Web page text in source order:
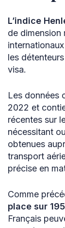
L’indice
de dimension
les
visa.
Les données
2022 et
récentes sur
nécessitant
obtenues
transport
précise en
Comme
place sur
Français